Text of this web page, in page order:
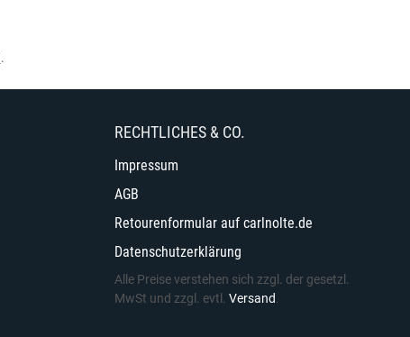
.
RECHTLICHES & CO.
Impressum
AGB
Retourenformular auf carlnolte.de
Datenschutzerklärung
Alle Preise verstehen sich zzgl. der gesetzl.
MwSt und zzgl. evtl. Versand